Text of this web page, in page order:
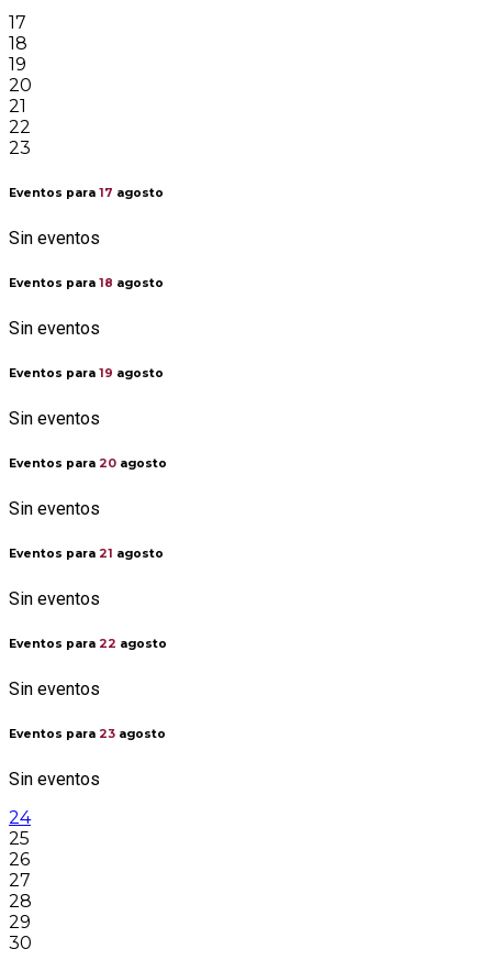
17
18
19
20
21
22
23
Eventos para 17 agosto
Sin eventos
Eventos para 18 agosto
Sin eventos
Eventos para 19 agosto
Sin eventos
Eventos para 20 agosto
Sin eventos
Eventos para 21 agosto
Sin eventos
Eventos para 22 agosto
Sin eventos
Eventos para 23 agosto
Sin eventos
24
25
26
27
28
29
30